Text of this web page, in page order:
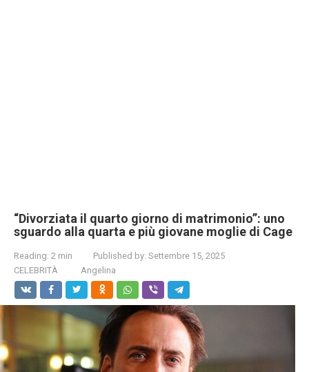
“Divorziata il quarto giorno di matrimonio”: uno
sguardo alla quarta e più giovane moglie di Cage
Reading: 2 min Published by: Settembre 15, 2025
CELEBRITÀ
Angelina